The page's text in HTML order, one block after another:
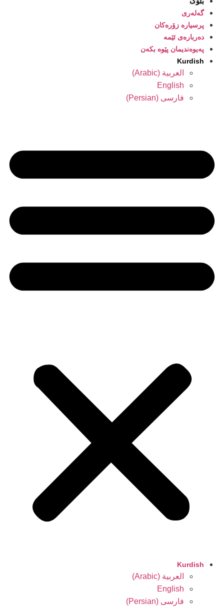
گەلەری
پرسیارە زۆرەکان
دەربارەی ئێمە
پەیوەندیمان پێوە بکەن
Kurdish
العربية (
Arabic
)
English
فارسی (
Persian
)
Kurdish
العربية (
Arabic
)
English
فارسی (
Persian
)